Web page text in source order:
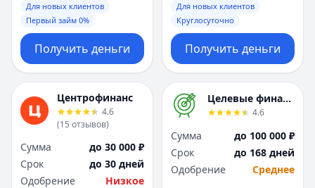
Ч
Чебоксары
Челябинск
Чита
Я
Ярославль
Вся Россия
Ч
Чебоксары
Челябинск
Чита
Я
Ярославль
Вся Россия
Для новых клиентов
Первый займ 0%
Получить деньги
Для новых клиентов
Круглосуточно
Получить деньги
Центрофинанс
4.6
(15 отзывов)
Сумма
до 30 000 ₽
Срок
до 30 дней
Одобрение
Низкое
Целевые финансы
4.6
Сумма
до 100 000 ₽
Срок
до 168 дней
Одобрение
Среднее